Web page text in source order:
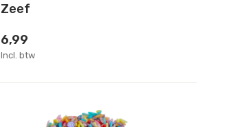
Zeef
6,99
Incl. btw